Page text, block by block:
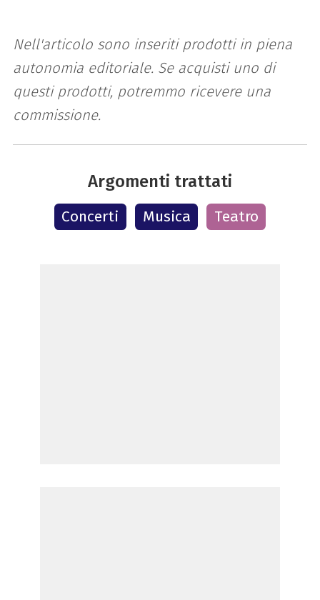
Nell'articolo sono inseriti prodotti in piena
autonomia editoriale. Se acquisti uno di
questi prodotti, potremmo ricevere una
commissione.
Argomenti trattati
Concerti Musica Teatro